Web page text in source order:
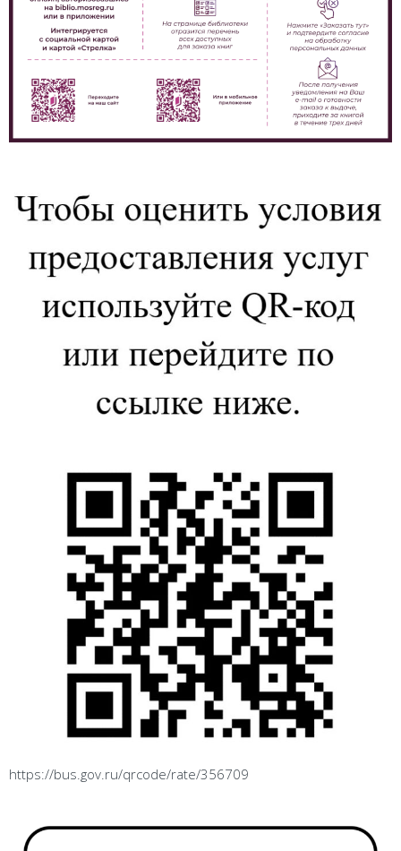
https://bus.gov.ru/qrcode/rate/356709